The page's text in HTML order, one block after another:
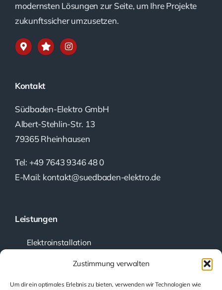
Zustimmung verwalten
Um dir ein optimales Erlebnis zu bieten, verwenden wir Technologien wie
modernsten Lösungen zur Seite, um Ihre Projekte
zukunftssicher umzusetzen.
Kontakt
Südbaden-Elektro GmbH
Albert-Stehlin-Str. 13
79365 Rheinhausen
Tel: +49 7643 9346 48 0
E-Mail: kontakt@suedbaden-elektro.de
Leistungen
Elektroinstallation